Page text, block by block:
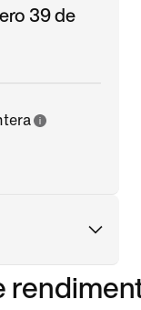
39 de